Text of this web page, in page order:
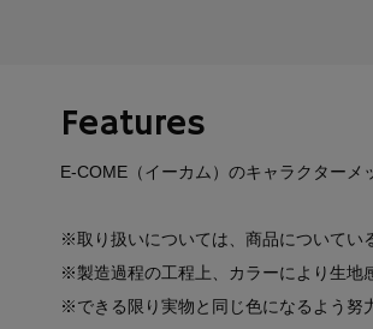
Features
E-COME（イーカム）のキャラクターメ
※取り扱いについては、商品についてい
※製造過程の工程上、カラーにより生地
※できる限り実物と同じ色になるよう努